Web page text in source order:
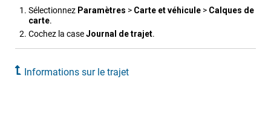
Sélectionnez Paramètres > Carte et véhicule > Calques de
carte.
Cochez la caseJournal de trajet.
Informations sur le trajet